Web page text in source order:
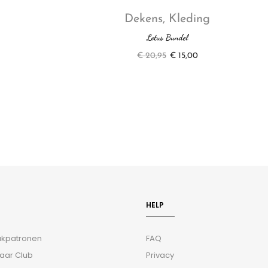
Dekens, Kleding
Lotus Bundel
€20,95 €15,00
Club
HELP
FAQ
Privacy